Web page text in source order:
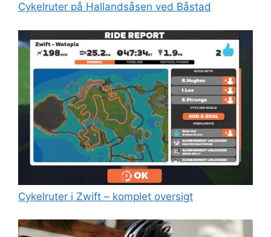
Cykelruter på Hallandsåsen ved Båstad
Cykelruter i Zwift – komplet oversigt